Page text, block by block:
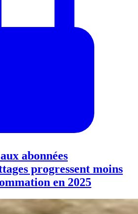
abonnées
progressent moins
en 2025